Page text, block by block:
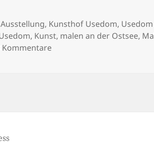
Kategorien
Ausstellung, Kunsthof Usedom, Usedom
, Kunst, malen an der Ostsee,
Kommentarezu Bilder vom Kunsthof-